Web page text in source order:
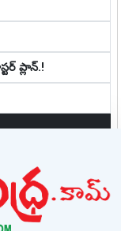
ప్లాన్‌.!